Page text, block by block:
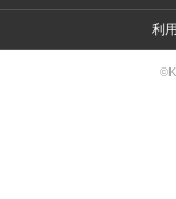
利